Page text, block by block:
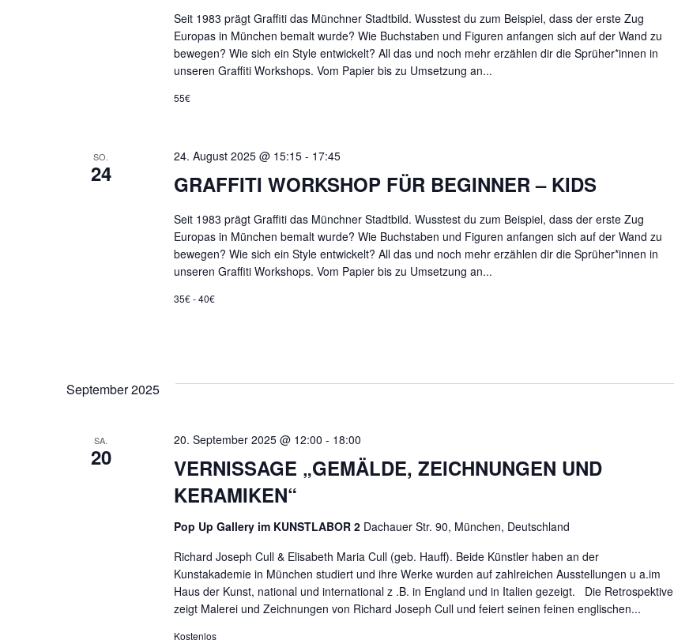
Seit 1983 prägt Graffiti das Münchner Stadtbild. Wusstest du zum Beispiel, dass der erste Zug
Europas in München bemalt wurde? Wie Buchstaben und Figuren anfangen sich auf der Wand zu
bewegen? Wie sich ein Style entwickelt? All das und noch mehr erzählen dir die Sprüher*innen in
unseren Graffiti Workshops. Vom Papier bis zu Umsetzung an...
55€
SO.
24 GRAFFITI WORKSHOP FÜR BEGINNER – KIDS
24. August 2025 @ 15:15- 17:45
Seit 1983 prägt Graffiti das Münchner Stadtbild. Wusstest du zum Beispiel, dass der erste Zug
Europas in München bemalt wurde? Wie Buchstaben und Figuren anfangen sich auf der Wand zu
bewegen? Wie sich ein Style entwickelt? All das und noch mehr erzählen dir die Sprüher*innen in
unseren Graffiti Workshops. Vom Papier bis zu Umsetzung an...
35€ - 40€
September 2025
SA.
20
VERNISSAGE „GEMÄLDE, ZEICHNUNGEN UND
KERAMIKEN“
20. September 2025 @ 12:00 - 18:00
Pop Up Gallery im KUNSTLABOR 2 Dachauer Str. 90, München, Deutschland
Richard Joseph Cull & Elisabeth Maria Cull (geb. Hauff). Beide Künstler haben an der
Kunstakademie in München studiert und ihre Werke wurden auf zahlreichen Ausstellungen u a.im
Haus der Kunst, national und international z .B. in England und in Italien gezeigt. Die Retrospektive
zeigt Malerei und Zeichnungen von Richard Joseph Cull und feiert seinen feinen englischen...
Kostenlos